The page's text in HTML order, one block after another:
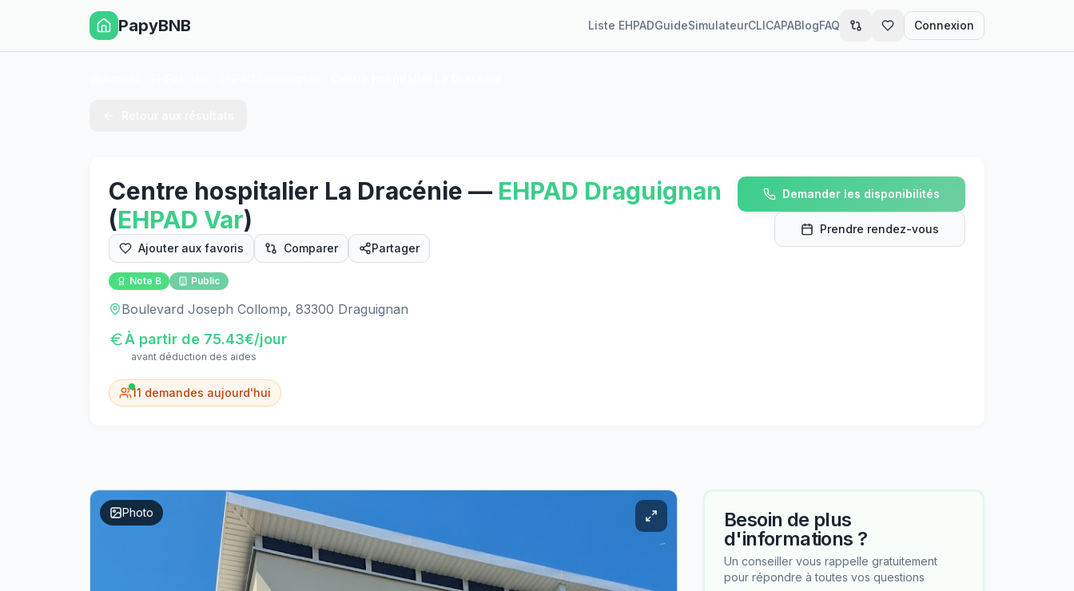
PapyBNB Liste EHPADGuideSimulateurCLICAPABlogFAQ Connexion
Centre hospitalier La Dracénie — EHPAD Draguignan
(EHPAD Var)
Ajouter aux favoris Comparer Partager
Note B Public
Boulevard Joseph Collomp, 83300 Draguignan
À partir de 75.43€/jour
avant déduction des aides
11 demandes aujourd'hui
Demander les disponibilités
Prendre rendez-vous
Photo
Besoin de plus
d'informations ?
Un conseiller vous rappelle gratuitement
pour répondre à toutes vos questions